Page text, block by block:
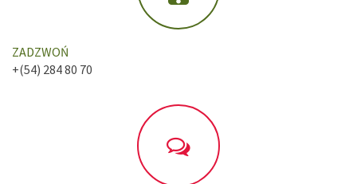
ZADZWOŃ
+(54) 284 80 70